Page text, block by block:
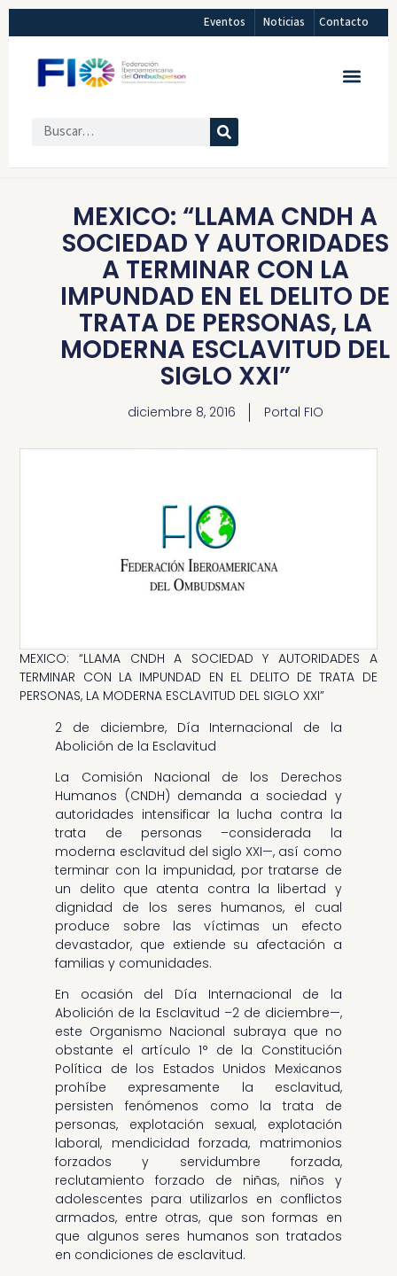
Eventos Noticias Contacto
MEXICO: “LLAMA CNDH A
SOCIEDAD Y AUTORIDADES
A TERMINAR CON LA
IMPUNDAD EN EL DELITO DE
TRATA DE PERSONAS, LA
MODERNA ESCLAVITUD DEL
SIGLO XXI”
diciembre 8, 2016 Portal FIO
MEXICO: “LLAMA CNDH A SOCIEDAD Y AUTORIDADES A
TERMINAR CON LA IMPUNDAD EN EL DELITO DE TRATA DE
PERSONAS, LA MODERNA ESCLAVITUD DEL SIGLO XXI”
2 de diciembre, Día Internacional de la
Abolición de la Esclavitud
La Comisión Nacional de los Derechos
Humanos (CNDH) demanda a sociedad y
autoridades intensificar la lucha contra la
trata de personas –considerada la
moderna esclavitud del siglo XXI—, así como
terminar con la impunidad, por tratarse de
un delito que atenta contra la libertad y
dignidad de los seres humanos, el cual
produce sobre las víctimas un efecto
devastador, que extiende su afectación a
familias y comunidades.
En ocasión del Día Internacional de la
Abolición de la Esclavitud –2 de diciembre—,
este Organismo Nacional subraya que no
obstante el artículo 1° de la Constitución
Política de los Estados Unidos Mexicanos
prohíbe expresamente la esclavitud,
persisten fenómenos como la trata de
personas, explotación sexual, explotación
laboral, mendicidad forzada, matrimonios
forzados y servidumbre forzada,
reclutamiento forzado de niñas, niños y
adolescentes para utilizarlos en conflictos
armados, entre otras, que son formas en
que algunos seres humanos son tratados
en condiciones de esclavitud.